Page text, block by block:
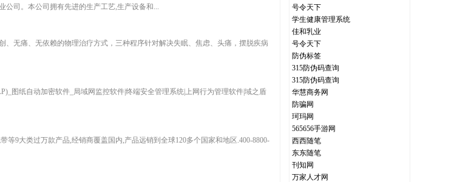
公司。本公司拥有先进的生产工艺,生产设备和...
无痛、无依赖的物理治疗方式，三种程序针对解决失眠、焦虑、头痛，摆脱疾病
图纸自动加密软件_局域网监控软件|终端安全管理系统|上网行为管理软件|域之盾
9大类过万款产品,经销商覆盖国内,产品远销到全球120多个国家和地区.400-8800-
号令天下
学生健康管理系统
佳和乳业
号令天下
防伪标签
315防伪码查询
315防伪码查询
华慧商务网
防骗网
珂玛网
565656手游网
西西随笔
东东随笔
刊知网
万家人才网